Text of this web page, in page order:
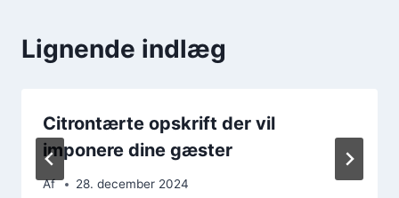
Lignende indlæg
Citrontærte opskrift der vil
imponere dine gæster
Af 28. december 2024